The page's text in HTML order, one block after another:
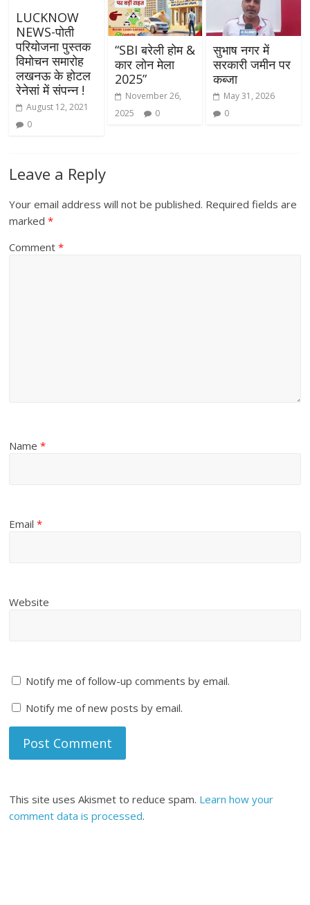
LUCKNOW
NEWS-पोती
परियोजना पुस्तक
विमोचन समारोह
लखनऊ के होटल
रेनेसां में संपन्न !
August 12, 2021
0
“SBI बरेली होम &
कार लोन मेला
2025”
November 26,
2025
0
सुभाष नगर में
सरकारी जमीन पर
कब्जा
May 31, 2026
0
Leave a Reply
Your email address will not be published. Required fields are
marked*
Comment*
Name*
Email*
Website
Notify me of follow-up comments by email.
Notify me of new posts by email.
This site uses Akismet to reduce spam. Learn how your
comment data is processed.